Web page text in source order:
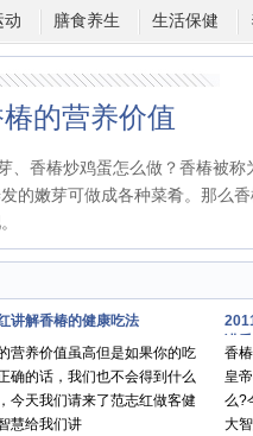
动 膳食养生 生活保健
的营养价值
、香椿炒鸡蛋怎么做？香椿被称
的嫩芽可做成各种菜肴。那么
讲解香椿的健康吃法
营养价值虽高但是如果你的吃
确的话，我们也不会得到什么
今天我们请来了范志红做客健
慧给我们讲
香
皇
么?
大